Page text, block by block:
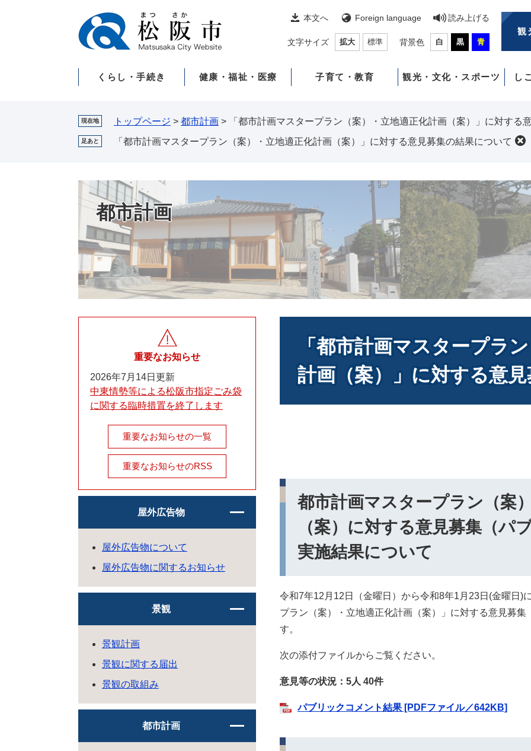
本文へ Foreign language 読み上げる
文字サイズ 拡大 標準 背景色 白 黒 青
観
くらし・手続き 健康・福祉・医療 子育て・教育 観光・文化・スポーツ し
現在地 トップページ > 都市計画 > 「都市計画マスタープラン（案）・立地適正化計画（案）」に対する
足あと 「都市計画マスタープラン（案）・立地適正化計画（案）」に対する意見募集の結果について
都市計画
「都市計画マスタープラ
計画（案）」に対する意
都市計画マスタープラン（案
（案）に対する意見募集（パ
実施結果について
令和7年12月12日（金曜日）から令和8年1月23日(金曜日)
プラン（案）・立地適正化計画（案）」に対する意見募
す。
次の添付ファイルからご覧ください。
意見等の状況：5人 40件
パブリックコメント結果 [PDFファイル／642KB]
重要なお知らせ
2026年7月14日更新
中東情勢等による松阪市指定ごみ袋
に関する臨時措置を終了します
重要なお知らせの一覧
重要なお知らせのRSS
屋外広告物
屋外広告物について
屋外広告物に関するお知らせ
景観
景観計画
景観に関する届出
景観の取組み
都市計画